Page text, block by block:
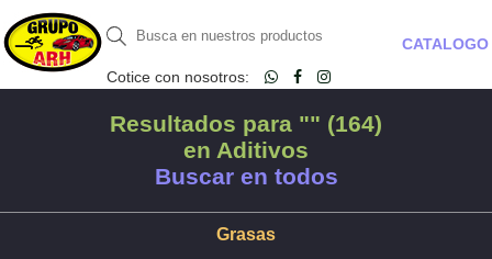
Cotice con nosotros:
CATALOGO
Resultados para "" (164)
en Aditivos
Buscar en todos
Grasas